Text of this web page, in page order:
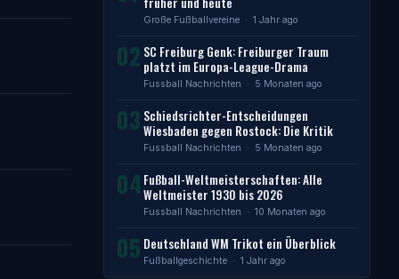
Große Fußballvereine · 1 Jahr ago
02 SC Freiburg Genk: Freiburger Traum
platzt im Europa-League-Drama
Fussball Nachrichten · 5 Monaten ago
03 Schiedsrichter-Entscheidungen
Wiesbaden gegen Rostock: Die Kritik
Fussball Nachrichten · 5 Monaten ago
04 Fußball-Weltmeisterschaften: Alle
Weltmeister 1930 bis 2026
Fussball Nachrichten · 10 Monaten ago
05 Deutschland WM Trikot ein Überblick
Fußballgeschichte · 1 Jahr ago